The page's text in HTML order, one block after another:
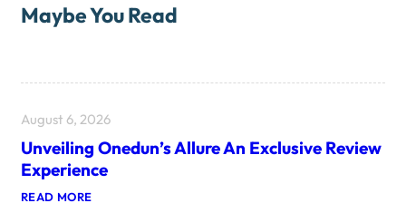
Maybe You Read
August 6, 2026
Unveiling Onedun’s Allure An Exclusive Review
Experience
READ MORE: